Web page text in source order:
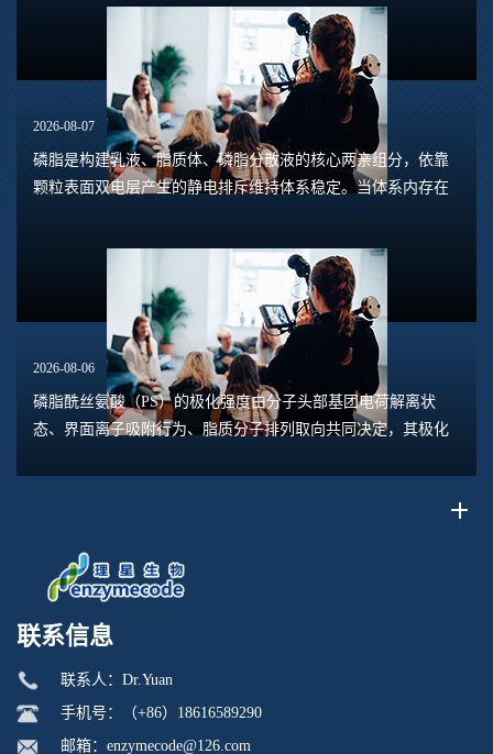
2026-08-07
磷脂是构建乳液、脂质体、磷脂分散液的核心两亲组分，依靠
颗粒表面双电层产生的静电排斥维持体系稳定。当体系内存在
2026-08-06
磷脂酰丝氨酸（PS）的极化强度由分子头部基团电荷解离状
态、界面离子吸附行为、脂质分子排列取向共同决定，其极化
联系信息
联系人：Dr.Yuan
手机号：（+86）18616589290
邮箱：enzymecode@126.com